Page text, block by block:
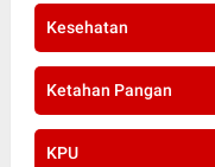
Kesehatan
Ketahan Pangan
KPU